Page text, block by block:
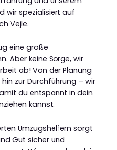
wir spezialisiert auf
Vejle.
eine große
Aber keine Sorge, wir
ab! Von der Planung
zur Durchführung – wir
du entspannt in dein
kannst.
Umzugshelfern sorgt
Gut sicher und